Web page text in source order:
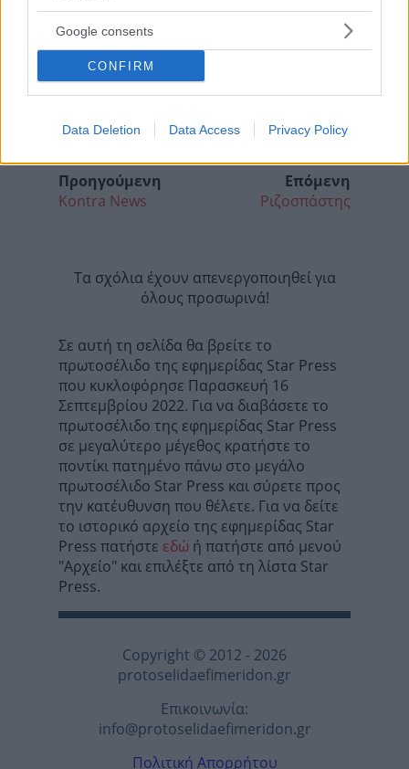
Google consents
CONFIRM
Data Deletion Data Access Privacy Policy
Προηγούμενη
Kontra News
Επόμενη
Ριζοσπάστης
Τα σχόλια έχουν απενεργοποιηθεί για
όλους προσωρινά!
Σε αυτή τη σελίδα θα βρείτε το
πρωτοσέλιδο της εφημερίδας Star Press
που κυκλοφόρησε Παρασκευή 16
Σεπτεμβρίου 2022. Για να διαβάσετε το
πρωτοσέλιδο της εφημερίδας Star Press
σε μεγαλύτερο μέγεθος κρατήστε το
ποντίκι πατημένο πάνω στο μεγάλο
πρωτοσέλιδο Star Press και σύρετε προς
την κατέυθυνση που θέλετε. Για να δείτε
το ιστορικό αρχείο της εφημερίδας Star
Press πατήστε εδώ ή πατήστε από μενού
"Αρχείο" και επιλέξτε από τη λίστα Star
Press.
Copyright © 2012 - 2026
protoselidaefimeridon.gr
Επικοινωνία:
info@protoselidaefimeridon.gr
Πολιτική Απορρήτου